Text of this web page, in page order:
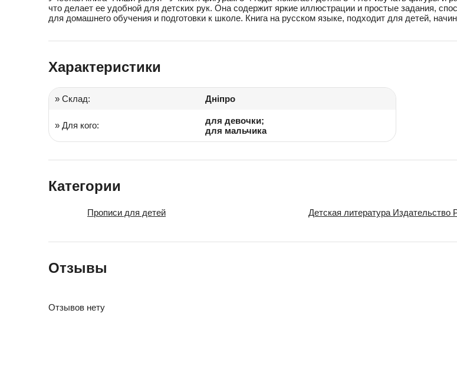
Іграшки в дитячий садок
что делает ее удобной для детских рук. Она содержит яркие иллюстрации и простые задания,
для домашнего обучения и подготовки к школе. Книга на русском языке, подходит для детей,
Характеристики
» Склад: Дніпро
» Для кого:
для девочки;
для мальчика
Категории
Прописи для детей Детская литература Издательство
Отзывы
Отзывов нету